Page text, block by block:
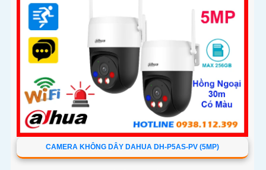
CAMERA KHÔNG DÂY DAHUA DH-P5AS-PV (5MP)